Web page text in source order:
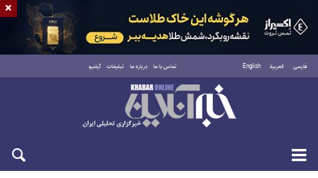
فارسی العربية English تماس با ما درباره ما تبلیغات آرشیو
شنبه ۱۷ مرداد ۱۴۰۵
×